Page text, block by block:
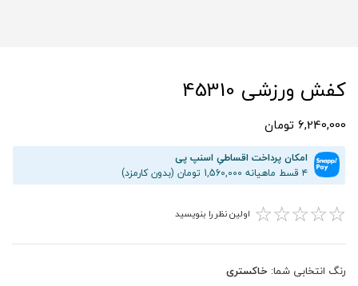
کفش ورزشی 45310
6,240,000 تومان
امکان پرداخت اقساطیِ اسنپ پی
۴ قسط ماهیانه 1,560,000 تومان (بدون کارمزد)
☆
☆
☆
☆
☆ اولین نظر را بنویسید
رنگ انتخابی شما: خاکستری